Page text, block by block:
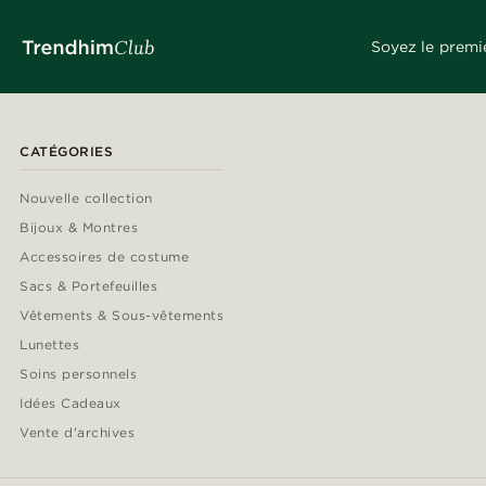
Soyez le
CATÉGORIES
Nouvelle collection
Bijoux & Montres
Accessoires de costume
Sacs & Portefeuilles
Vêtements & Sous-vêtements
Lunettes
Soins personnels
Idées Cadeaux
Vente d'archives